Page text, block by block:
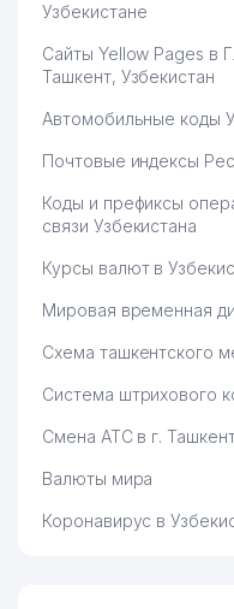
Узбекистане
Сайты Yellow Pages в
Ташкент, Узбекистан
Автомобильные коды
Почтовые индексы
Коды и префиксы
связи Узбекистана
Курсы валют в
Мировая временная
Схема ташкентского
Система штрихового
Смена АТС в г.
Валюты мира
Коронавирус в